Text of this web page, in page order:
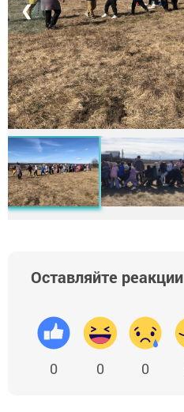
❮
Оставляйте реакции
0 0 0